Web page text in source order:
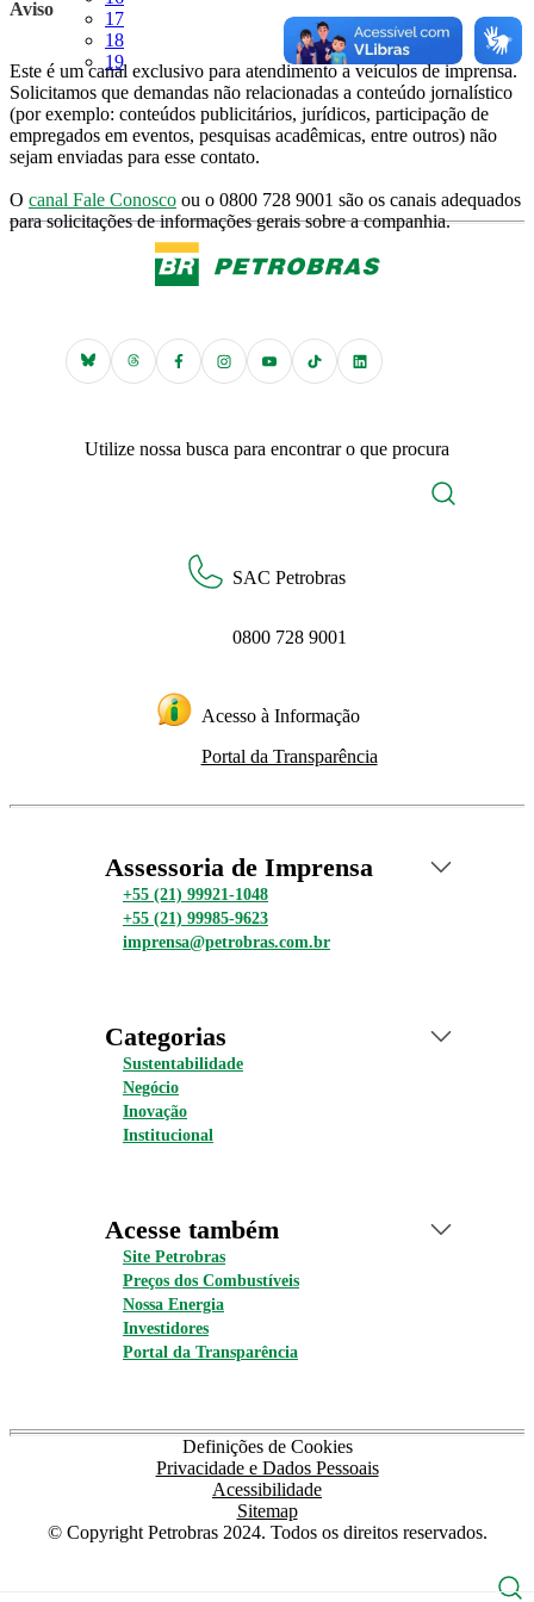
Página
17
Página
18
Página
19
Aviso
Este é um canal exclusivo para atendimento a veículos de imprensa.
Solicitamos que demandas não relacionadas a conteúdo jornalístico
(por exemplo: conteúdos publicitários, jurídicos, participação de
empregados em eventos, pesquisas acadêmicas, entre outros) não
sejam enviadas para esse contato.
O canal Fale Conosco ou o 0800 728 9001 são os canais adequados
para solicitações de informações gerais sobre a companhia.
Utilize nossa busca para encontrar o que procura
SAC Petrobras
0800 728 9001
Acesso à Informação
Portal da Transparência
Assessoria de Imprensa
+55 (21) 99921-1048
+55 (21) 99985-9623
imprensa@petrobras.com.br
Categorias
Sustentabilidade
Negócio
Inovação
Institucional
Acesse também
Site Petrobras
Preços dos Combustíveis
Nossa Energia
Investidores
Portal da Transparência
Definições de Cookies
Privacidade e Dados Pessoais
Acessibilidade
Sitemap
© Copyright Petrobras 2024. Todos os direitos reservados.